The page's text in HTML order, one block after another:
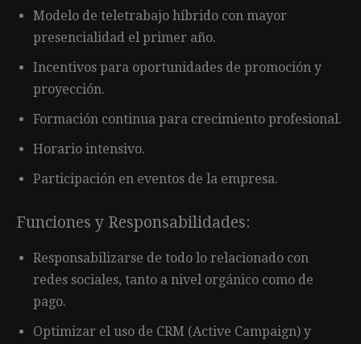
Modelo de teletrabajo híbrido con mayor
presencialidad el primer año.
Incentivos para oportunidades de promoción y
proyección.
Formación continua para crecimiento profesional.
Horario intensivo.
Participación en eventos de la empresa.
Funciones y Responsabilidades:
Responsabilizarse de todo lo relacionado con
redes sociales, tanto a nivel orgánico como de
pago.
Optimizar el uso de CRM (Active Campaign) y